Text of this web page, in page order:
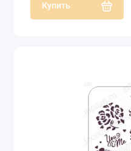
Купить